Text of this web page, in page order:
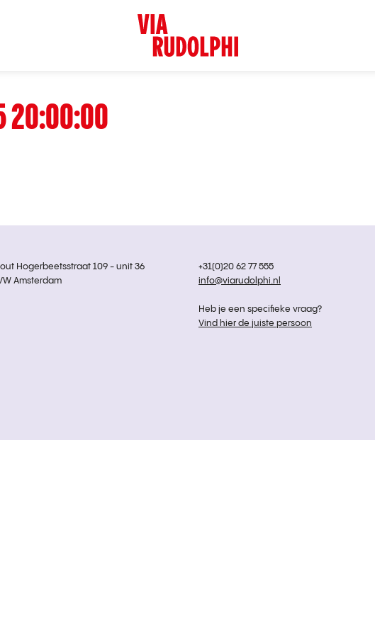
20:00:00
Hogerbeetsstraat 109 - unit 36
Amsterdam
+31(0)20 62 77 555
info@viarudolphi.nl
Heb je een specifieke vraag?
Vind hier de juiste persoon